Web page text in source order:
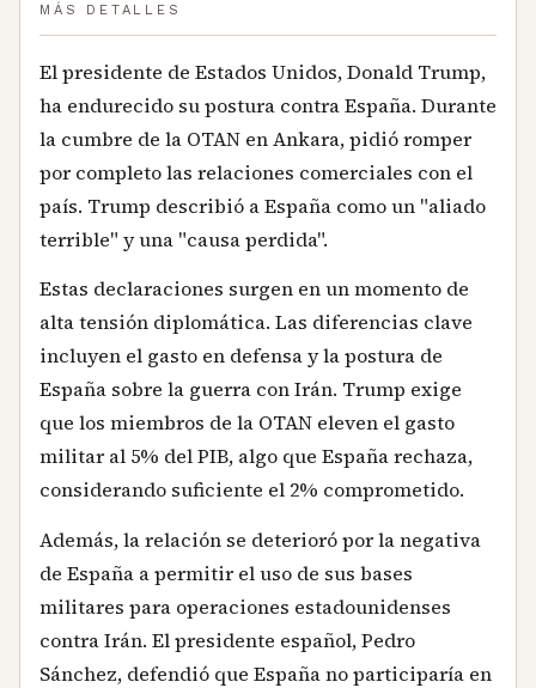
MÁS DETALLES
El presidente de Estados Unidos, Donald Trump,
ha endurecido su postura contra España. Durante
la cumbre de la OTAN en Ankara, pidió romper
por completo las relaciones comerciales con el
país. Trump describió a España como un "aliado
terrible" y una "causa perdida".
Estas declaraciones surgen en un momento de
alta tensión diplomática. Las diferencias clave
incluyen el gasto en defensa y la postura de
España sobre la guerra con Irán. Trump exige
que los miembros de la OTAN eleven el gasto
militar al 5% del PIB, algo que España rechaza,
considerando suficiente el 2% comprometido.
Además, la relación se deterioró por la negativa
de España a permitir el uso de sus bases
militares para operaciones estadounidenses
contra Irán. El presidente español, Pedro
Sánchez, defendió que España no participaría en